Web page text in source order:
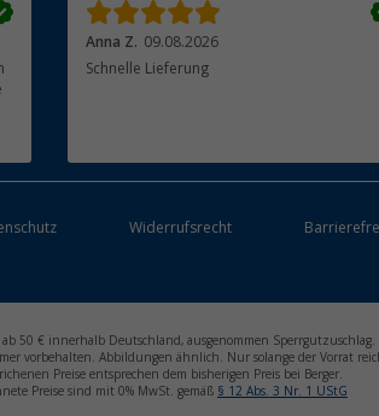
Anna Z. 09.08.2026
Schnelle Lieferung
Widerrufsrecht
50 € innerhalb Deutschland, ausgenommen Sperrgutzuschlag.
vorbehalten. Abbildungen ähnlich. Nur solange der Vorrat
Preise entsprechen dem bisherigen Preis bei Berger.
Preise sind mit 0% MwSt. gemäß § 12 Abs. 3 Nr. 1 UStG